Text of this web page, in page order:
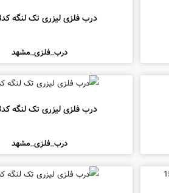
درب فلزی لیزری تک لنگه کد1028
درب_فلزی_مشهد
درب فلزی لیزری تک لنگه کد1033
درب_فلزی_مشهد